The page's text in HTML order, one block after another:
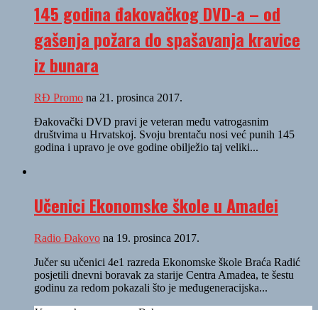
145 godina đakovačkog DVD-a – od
gašenja požara do spašavanja kravice
iz bunara
RĐ Promo na 21. prosinca 2017.
Đakovački DVD pravi je veteran među vatrogasnim
društvima u Hrvatskoj. Svoju brentaču nosi već punih 145
godina i upravo je ove godine obilježio taj veliki...
Učenici Ekonomske škole u Amadei
Radio Đakovo na 19. prosinca 2017.
Jučer su učenici 4e1 razreda Ekonomske škole Braća Radić
posjetili dnevni boravak za starije Centra Amadea, te šestu
godinu za redom pokazali što je međugeneracijska...